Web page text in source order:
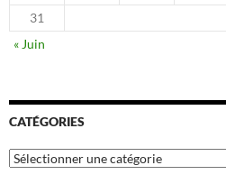
31
« Juin
CATÉGORIES
Catégories